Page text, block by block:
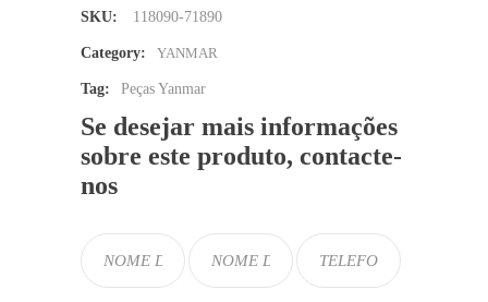
SKU: 118090-71890
Category: YANMAR
Tag: Peças Yanmar
Se desejar mais informações
sobre este produto, contacte-
nos